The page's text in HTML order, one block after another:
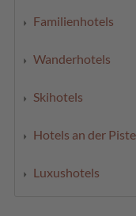
Familienhotels
Wanderhotels
Skihotels
Hotels an der Piste
Luxushotels